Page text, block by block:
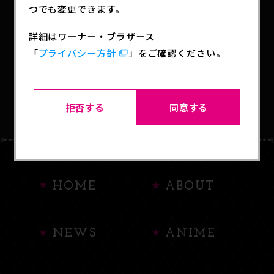
BACK TO LIST
HOME ABOUT
NEWS ANIME
つでも変更できます。
詳細はワーナー・ブラザース
「プライバシー方針 」をご確認ください。
拒否する 同意する